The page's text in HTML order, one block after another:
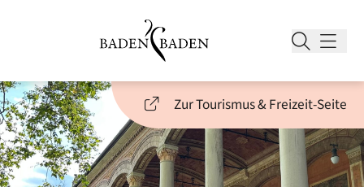
Zur Tourismus & Freizeit-Seite